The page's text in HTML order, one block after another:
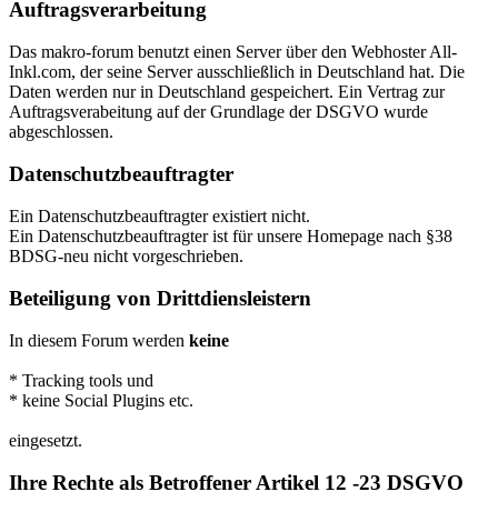
Auftragsverarbeitung
Das makro-forum benutzt einen Server über den Webhoster All-
Inkl.com, der seine Server ausschließlich in Deutschland hat. Die
Daten werden nur in Deutschland gespeichert. Ein Vertrag zur
Auftragsverabeitung auf der Grundlage der DSGVO wurde
abgeschlossen.
Datenschutzbeauftragter
Ein Datenschutzbeauftragter existiert nicht.
Ein Datenschutzbeauftragter ist für unsere Homepage nach §38
BDSG-neu nicht vorgeschrieben.
Beteiligung von Drittdiensleistern
In diesem Forum werden keine
* Tracking tools und
* keine Social Plugins etc.
eingesetzt.
Ihre Rechte als Betroffener Artikel 12 -23 DSGVO